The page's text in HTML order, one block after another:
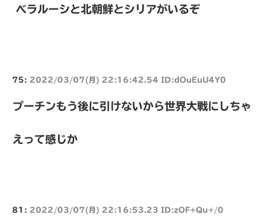
ベラルーシと北朝鮮とシリアがいるぞ
75: 2022/03/07(月) 22:16:42.54 ID:dOuEuU4Y0
プーチンもう後に引けないから世界大戦にしちゃ
えって感じか
81: 2022/03/07(月) 22:16:53.23 ID:zOF+Qu+/0